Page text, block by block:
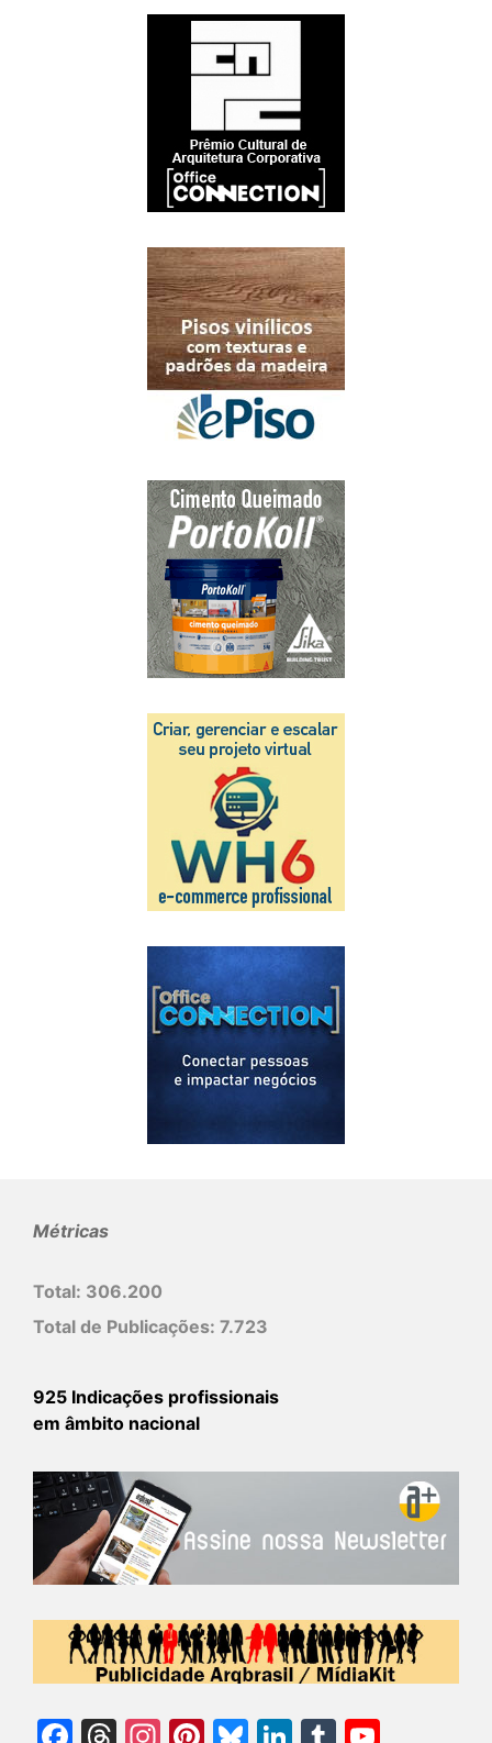
Métricas
Total: 306.200
Total de Publicações: 7.723
925 Indicações profissionais
em âmbito nacional